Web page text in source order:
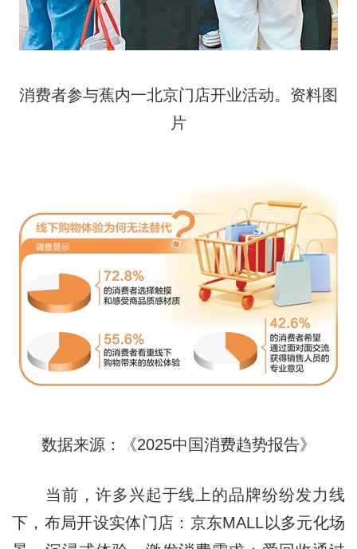
消费者参与蕉内一北京门店开业活动。资料图
片
数据来源：《2025中国消费趋势报告》
当前，许多兴起于线上的品牌纷纷发力线
下，布局开设实体门店：京东MALL以多元化场